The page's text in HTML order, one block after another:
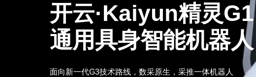
开云·Kaiyun精灵G1
通用具身智能机器人
面向新一代G3技术路线，数采原生，采推一体机器人